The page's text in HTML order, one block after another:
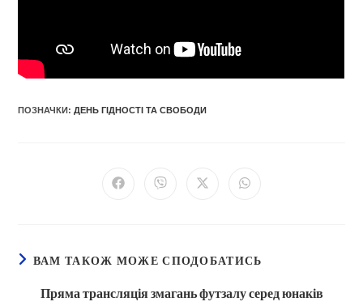
ПОЗНАЧКИ:ДЕНЬ ГІДНОСТІ ТА СВОБОДИ
ВідкритиВідкритиВідкритиВідкрити
ВАМ ТАКОЖ МОЖЕ СПОДОБАТИСЬ
Пряма трансляція змагань футзалу серед юнаків